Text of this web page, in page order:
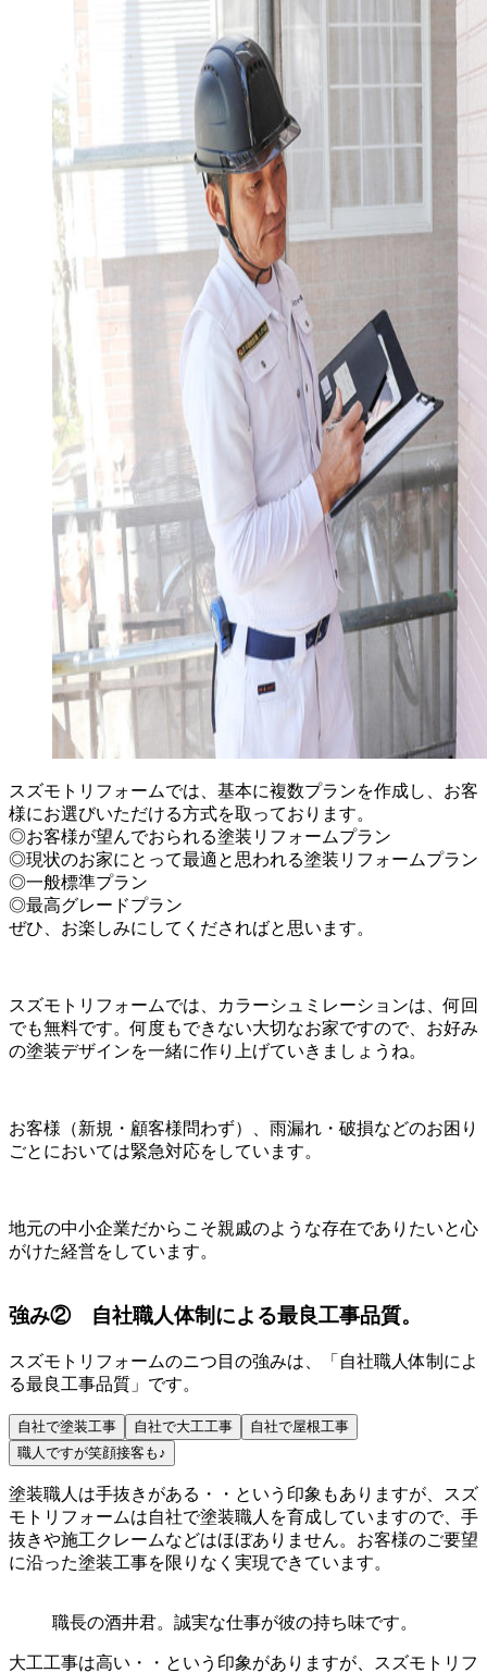
スズモトリフォームでは、基本に複数プランを作成し、お客
様にお選びいただける方式を取っております。
◎お客様が望んでおられる塗装リフォームプラン
◎現状のお家にとって最適と思われる塗装リフォームプラン
◎一般標準プラン
◎最高グレードプラン
ぜひ、お楽しみにしてくださればと思います。
スズモトリフォームでは、カラーシュミレーションは、何回
でも無料です。何度もできない大切なお家ですので、お好み
の塗装デザインを一緒に作り上げていきましょうね。
お客様（新規・顧客様問わず）、雨漏れ・破損などのお困り
ごとにおいては緊急対応をしています。
地元の中小企業だからこそ親戚のような存在でありたいと心
がけた経営をしています。
強み② 自社職人体制による最良工事品質。
スズモトリフォームのニつ目の強みは、「自社職人体制によ
る最良工事品質」です。
自社で塗装工事 自社で大工工事
自社で屋根工事
職人ですが笑顔接客も♪
塗装職人は手抜きがある・・という印象もありますが、スズ
モトリフォームは自社で塗装職人を育成していますので、手
抜きや施工クレームなどはほぼありません。お客様のご要望
に沿った塗装工事を限りなく実現できています。
職長の酒井君。誠実な仕事が彼の持ち味です。
大工工事は高い・・という印象がありますが、スズモトリフ